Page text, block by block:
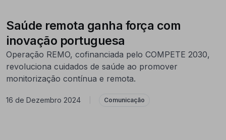
Saúde remota ganha força com
inovação portuguesa
Operação REMO, cofinanciada pelo COMPETE 2030,
revoluciona cuidados de saúde ao promover
monitorização contínua e remota.
16 de Dezembro 2024 Comunicação